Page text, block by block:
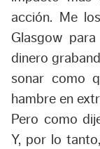
acción. Me
Glasgow
dinero
sonar como
hambre en
Pero como
Y, por lo